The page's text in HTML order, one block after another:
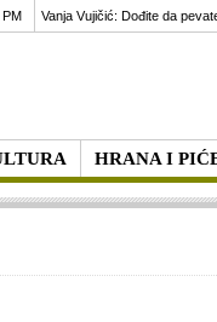
HRANA I
PM Vanja Vujičić: Dođite da